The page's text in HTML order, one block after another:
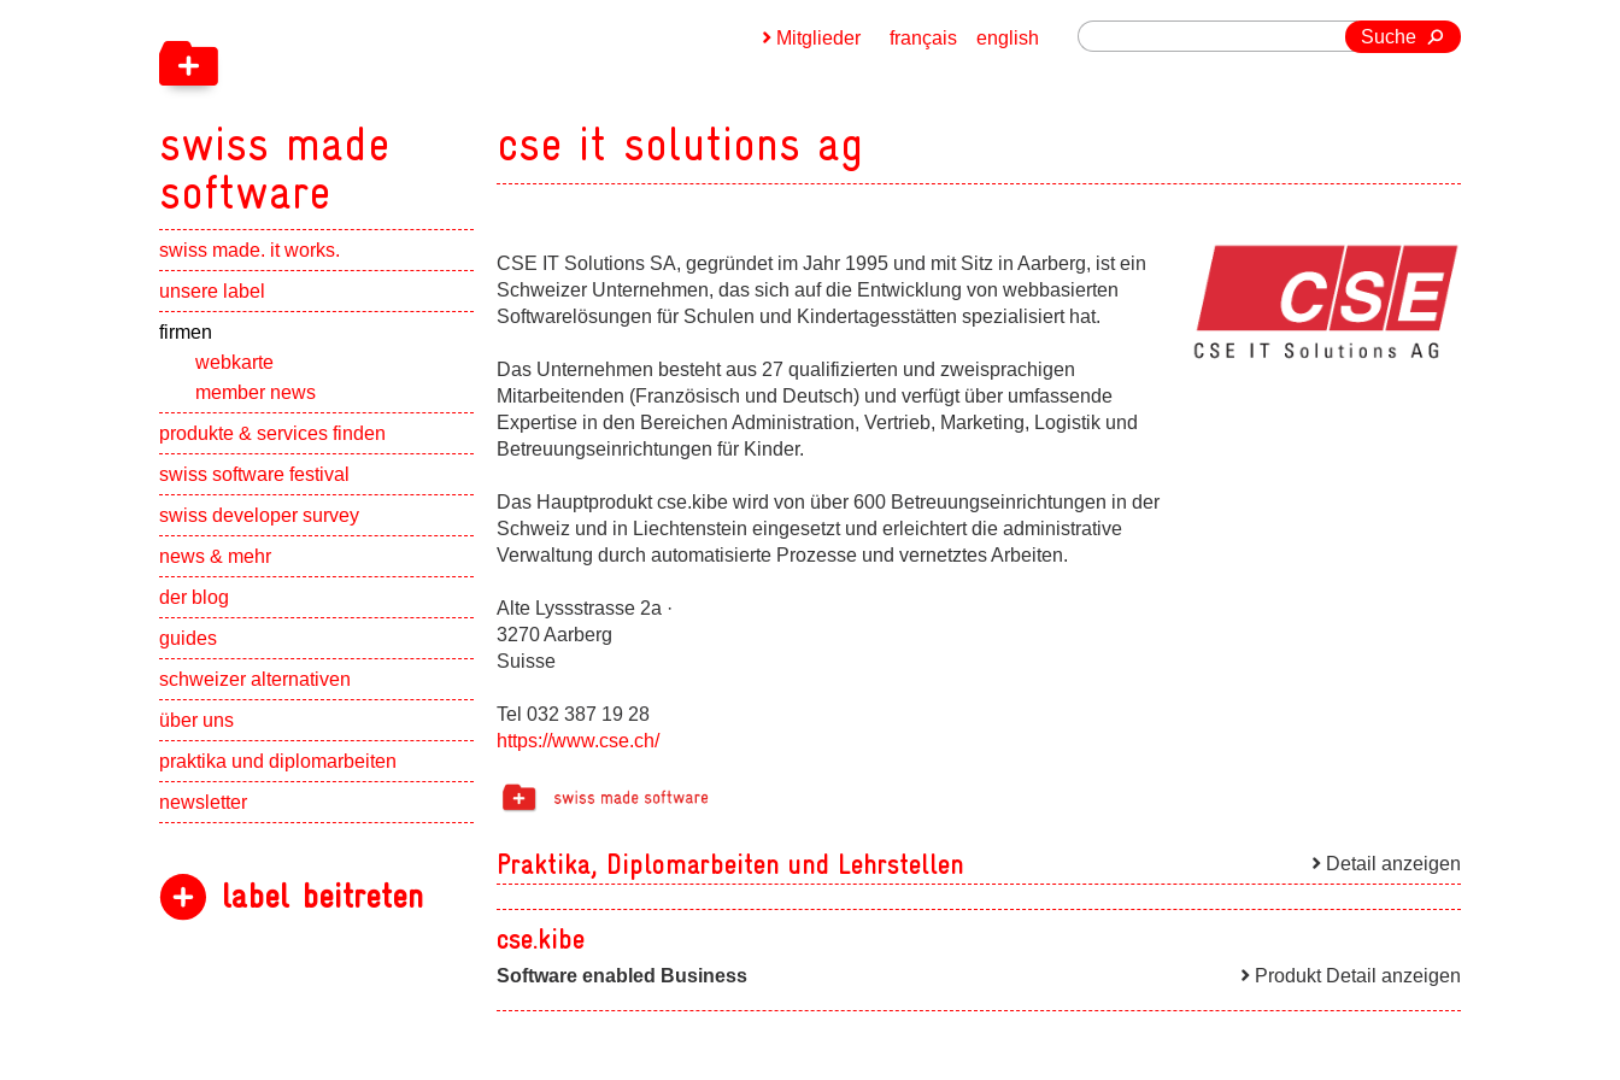
swiss made
software
swiss made. it works.
unsere label
Show subpages
firmen Show subpages
webkarte
member news
produkte & services finden
Show subpages
swiss software festival
swiss developer survey
Show subpages
news & mehr Show subpages
der blog
guides
schweizer alternativen
über uns
Show subpages
praktika und diplomarbeiten Show subpages
newsletter
label beitreten
Suche
english
français
Mitglieder
cse it solutions ag
CSE IT Solutions SA, gegründet im Jahr 1995 und mit Sitz in Aarberg, ist ein
Schweizer Unternehmen, das sich auf die Entwicklung von webbasierten
Softwarelösungen für Schulen und Kindertagesstätten spezialisiert hat.
Das Unternehmen besteht aus 27 qualifizierten und zweisprachigen
Mitarbeitenden (Französisch und Deutsch) und verfügt über umfassende
Expertise in den Bereichen Administration, Vertrieb, Marketing, Logistik und
Betreuungseinrichtungen für Kinder.
Das Hauptprodukt cse.kibe wird von über 600 Betreuungseinrichtungen in der
Schweiz und in Liechtenstein eingesetzt und erleichtert die administrative
Verwaltung durch automatisierte Prozesse und vernetztes Arbeiten.
Alte Lyssstrasse 2a ·
3270 Aarberg
Suisse
Tel 032 387 19 28
https://www.cse.ch/
Praktika, Diplomarbeiten und Lehrstellen Detail anzeigen
cse.kibe
Software enabled Business Produkt Detail anzeigen